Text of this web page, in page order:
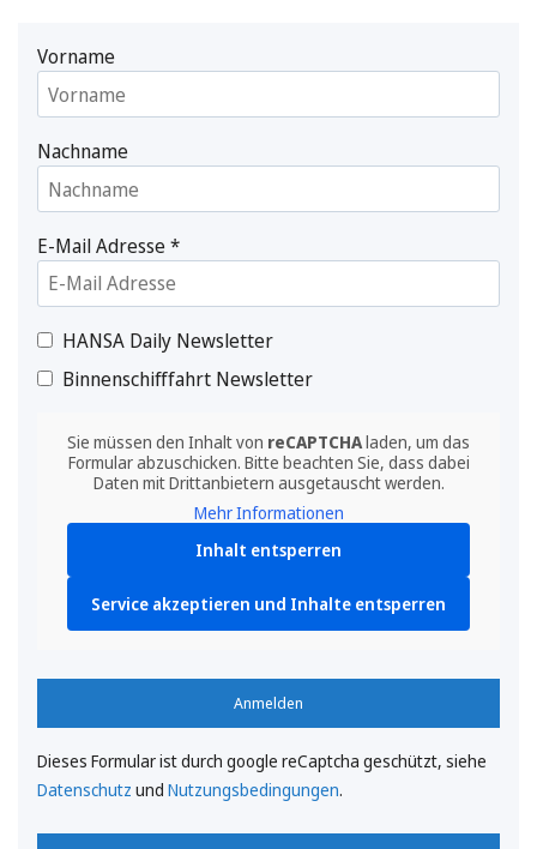
Vorname
Nachname
E-Mail Adresse*
HANSA Daily Newsletter
Binnenschifffahrt Newsletter
Sie müssen den Inhalt von reCAPTCHAladen, um das
Formular abzuschicken. Bitte beachten Sie, dass dabei
Daten mit Drittanbietern ausgetauscht werden.
Mehr Informationen
Inhalt entsperren
Service akzeptieren und Inhalte entsperren
Anmelden
Dieses Formular ist durch google reCaptcha geschützt, siehe
Datenschutz und Nutzungsbedingungen.